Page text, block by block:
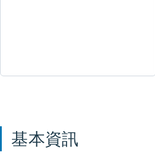
基本資訊